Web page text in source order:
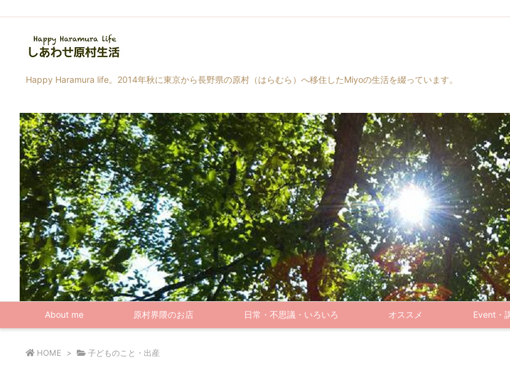
Happy Haramura life。2014年秋に東京から長野県の原村（はらむら）へ移住したMiyoの生活を綴っています。
About me 原村界隈のお店 日常・不思議・いろいろ オススメ Event・
HOME > 子どものこと・出産